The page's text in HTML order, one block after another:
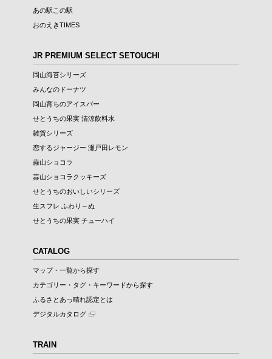
あの駅この駅
おのえきTIMES
JR PREMIUM SELECT SETOUCHI
岡山海苔シリーズ
みんなのドーナツ
岡山育ちのアイスバー
せとうちの果実 清涼飲料水
雑貨シリーズ
恋するジャージー 瀬戸田レモン
蒜山ショコラ
蒜山ショコラクッキーズ
せとうちのおいしいシリーズ
生スフレ ふわり～ぬ
せとうちの果実 チューハイ
CATALOG
マップ・一覧から探す
カテゴリー・タグ・キーワードから探す
ふるさとあっ晴れ認定とは
デジタルカタログ
TRAIN